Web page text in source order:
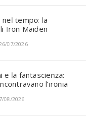
tempo: la
Iron Maiden
07/2026
e la fantascienza:
l’ironia
7/08/2026